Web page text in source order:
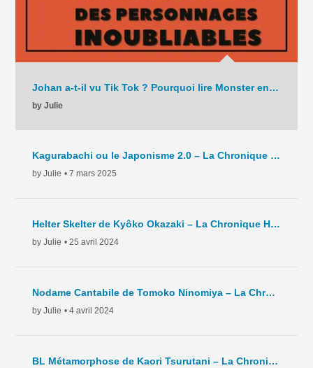
Johan a-t-il vu Tik Tok ? Pourquoi lire Monster en 2025 ? – La Chronique – C9 – 2025
by Julie
Kagurabachi ou le Japonisme 2.0 – La Chronique Hebdo – C8 – 2025
by Julie • 7 mars 2025
Helter Skelter de Kyôko Okazaki – La Chronique Hebdo – C7 – 2024
by Julie • 25 avril 2024
Nodame Cantabile de Tomoko Ninomiya – La Chronique Hebdo – C6 – 2024
by Julie • 4 avril 2024
BL Métamorphose de Kaori Tsurutani – La Chronique Hebdo – C5- 2024